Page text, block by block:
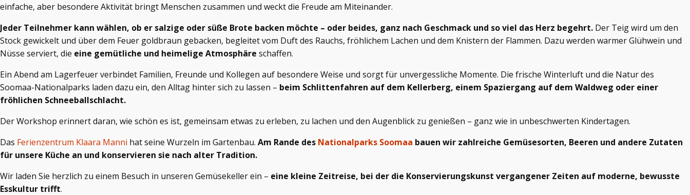
einfache, aber besondere Aktivität bringt Menschen zusammen und weckt die Freude am Miteinander.
Jeder Teilnehmer kann wählen, ob er salzige oder süße Brote backen möchte – oder beides, ganz nach Geschmack und so viel das Herz begehrt. Der Teig wird um den
Stock gewickelt und über dem Feuer goldbraun gebacken, begleitet vom Duft des Rauchs, fröhlichem Lachen und dem Knistern der Flammen. Dazu werden warmer Glühwein und
Nüsse serviert, die eine gemütliche und heimelige Atmosphäre schaffen.
Ein Abend am Lagerfeuer verbindet Familien, Freunde und Kollegen auf besondere Weise und sorgt für unvergessliche Momente. Die frische Winterluft und die Natur des
Soomaa-Nationalparks laden dazu ein, den Alltag hinter sich zu lassen – beim Schlittenfahren auf dem Kellerberg, einem Spaziergang auf dem Waldweg oder einer
fröhlichen Schneeballschlacht.
Der Workshop erinnert daran, wie schön es ist, gemeinsam etwas zu erleben, zu lachen und den Augenblick zu genießen – ganz wie in unbeschwerten Kindertagen.
Das Ferienzentrum Klaara Manni hat seine Wurzeln im Gartenbau. Am Rande des Nationalparks Soomaa bauen wir zahlreiche Gemüsesorten, Beeren und andere Zutaten
für unsere Küche an und konservieren sie nach alter Tradition.
Wir laden Sie herzlich zu einem Besuch in unseren Gemüsekeller ein – eine kleine Zeitreise, bei der die Konservierungskunst vergangener Zeiten auf moderne, bewusste
Esskultur trifft.